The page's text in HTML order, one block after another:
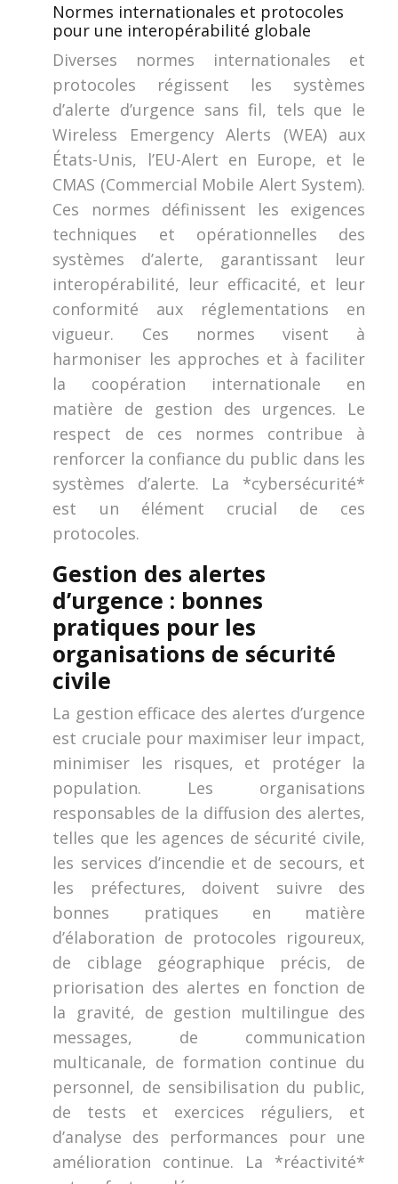
Normes internationales et protocoles
pour une interopérabilité globale
Diverses normes internationales et
protocoles régissent les systèmes
d’alerte d’urgence sans fil, tels que le
Wireless Emergency Alerts (WEA) aux
États-Unis, l’EU-Alert en Europe, et le
CMAS (Commercial Mobile Alert System).
Ces normes définissent les exigences
techniques et opérationnelles des
systèmes d’alerte, garantissant leur
interopérabilité, leur efficacité, et leur
conformité aux réglementations en
vigueur. Ces normes visent à
harmoniser les approches et à faciliter
la coopération internationale en
matière de gestion des urgences. Le
respect de ces normes contribue à
renforcer la confiance du public dans les
systèmes d’alerte. La *cybersécurité*
est un élément crucial de ces
protocoles.
Gestion des alertes
d’urgence : bonnes
pratiques pour les
organisations de sécurité
civile
La gestion efficace des alertes d’urgence
est cruciale pour maximiser leur impact,
minimiser les risques, et protéger la
population. Les organisations
responsables de la diffusion des alertes,
telles que les agences de sécurité civile,
les services d’incendie et de secours, et
les préfectures, doivent suivre des
bonnes pratiques en matière
d’élaboration de protocoles rigoureux,
de ciblage géographique précis, de
priorisation des alertes en fonction de
la gravité, de gestion multilingue des
messages, de communication
multicanale, de formation continue du
personnel, de sensibilisation du public,
de tests et exercices réguliers, et
d’analyse des performances pour une
amélioration continue. La *réactivité*